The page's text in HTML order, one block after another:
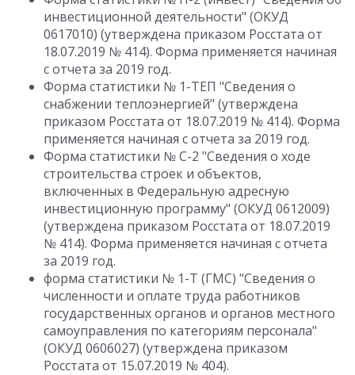
инвестиционной деятельности" (ОКУД
0617010) (утверждена приказом Росстата от
18.07.2019 № 414). Форма применяется начиная
с отчета за 2019 год.
Форма статистики № 1-ТЕП "Сведения о
снабжении теплоэнергией" (утверждена
приказом Росстата от 18.07.2019 № 414). Форма
применяется начиная с отчета за 2019 год.
Форма статистики № С-2 "Сведения о ходе
строительства строек и объектов,
включенных в Федеральную адресную
инвестиционную программу" (ОКУД 0612009)
(утверждена приказом Росстата от 18.07.2019
№ 414). Форма применяется начиная с отчета
за 2019 год.
форма статистики № 1-Т (ГМС) "Сведения о
численности и оплате труда работников
государственных органов и органов местного
самоуправления по категориям персонала"
(ОКУД 0606027) (утверждена приказом
Росстата от 15.07.2019 № 404).